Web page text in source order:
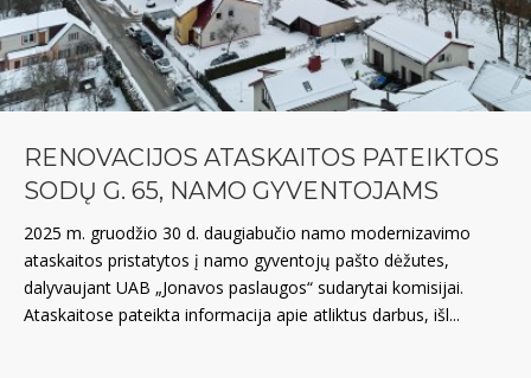
RENOVACIJOS ATASKAITOS PATEIKTOS
SODŲ G. 65, NAMO GYVENTOJAMS
2025 m. gruodžio 30 d. daugiabučio namo modernizavimo
ataskaitos pristatytos į namo gyventojų pašto dėžutes,
dalyvaujant UAB „Jonavos paslaugos“ sudarytai komisijai.
Ataskaitose pateikta informacija apie atliktus darbus, išl...